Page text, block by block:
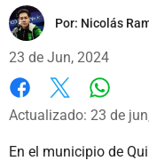
Por: Nicolás
23 de Jun, 2024
Facebook
X
Actualizado: 23 de
En el municipio de